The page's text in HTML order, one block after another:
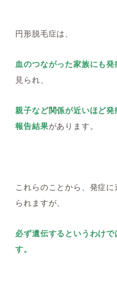
円形脱毛症は、
血のつながった家族にも
見られ、
親子など関係が近いほど
報告結果があります。
これらのことから、発症
られますが、
必ず遺伝するというわけ
す。